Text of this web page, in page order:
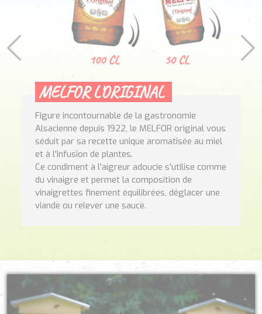
NOSRECETTES
NOUSCONTACTER
MELFORL'ORIGINAL
Figure incontournable de la gastronomie
Alsacienne depuis 1922, le MELFOR original vous
séduit par sa recette unique aromatisée au miel
et à l'infusion de plantes.
Ce condiment à l'aigreur adoucie s'utilise comme
du vinaigre et permet la composition de
vinaigrettes finement équilibrées, déglacer une
viande ou relever une sauce.